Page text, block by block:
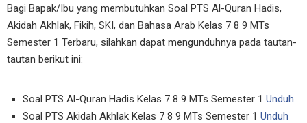
Bagi Bapak/Ibu yang membutuhkan Soal PTS Al-Quran Hadis,
Akidah Akhlak, Fikih, SKI, dan Bahasa Arab Kelas 7 8 9 MTs
Semester 1 Terbaru, silahkan dapat mengunduhnya pada tautan-
tautan berikut ini:
Soal PTS Al-Quran Hadis Kelas 7 8 9 MTs Semester 1 Unduh
Soal PTS Akidah Akhlak Kelas 7 8 9 MTs Semester 1 Unduh